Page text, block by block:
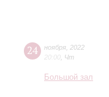
24 ноября 2022
20:00 Чт
Большой зал